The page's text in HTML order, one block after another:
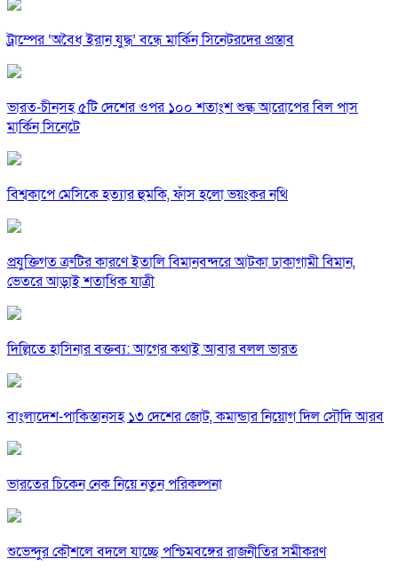
ট্রাম্পের ‘অবৈধ ইরান যুদ্ধ’ বন্ধে মার্কিন সিনেটরদের প্রস্তাব
ভারত-চীনসহ ৫টি দেশের ওপর ১০০ শতাংশ শুল্ক আরোপের বিল পাস
মার্কিন সিনেটে
বিশ্বকাপে মেসিকে হত্যার হুমকি, ফাঁস হলো ভয়ংকর নথি
প্রযুক্তিগত ত্রুটির কারণে ইতালি বিমানবন্দরে আটকা ঢাকাগামী বিমান,
ভেতরে আড়াই শতাধিক যাত্রী
দিল্লিতে হাসিনার বক্তব্য: আগের কথাই আবার বলল ভারত
বাংলাদেশ-পাকিস্তানসহ ১৩ দেশের জোট, কমান্ডার নিয়োগ দিল সৌদি আরব
ভারতের চিকেন নেক নিয়ে নতুন পরিকল্পনা
শুভেন্দুর কৌশলে বদলে যাচ্ছে পশ্চিমবঙ্গের রাজনীতির সমীকরণ